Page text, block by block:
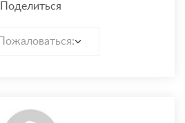
Поделиться
Пожаловаться: